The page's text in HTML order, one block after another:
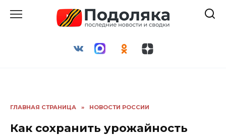
ГЛАВНАЯ СТРАНИЦА » НОВОСТИ РОССИИ
Как сохранить урожайность